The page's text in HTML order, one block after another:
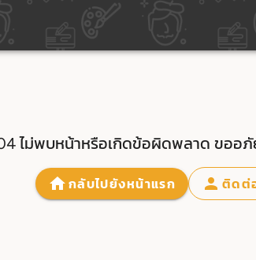
ไม่พบหน้าหรือเกิดข้อผิดพลาด ขออภั
กลับไปยังหน้าแรก ติดต่